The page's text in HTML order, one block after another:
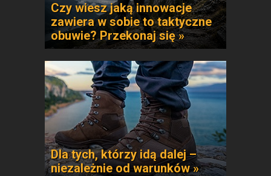
Czy wiesz jaką innowacje
zawiera w sobie to taktyczne
obuwie? Przekonaj się »
Dla tych, którzy idą dalej –
niezależnie od warunków »